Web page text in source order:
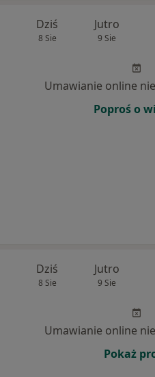
Dziś
8 Sie
Jutro
9 Sie
Umawianie online
Poproś o
Dziś
8 Sie
Jutro
9 Sie
Umawianie online
Pokaż